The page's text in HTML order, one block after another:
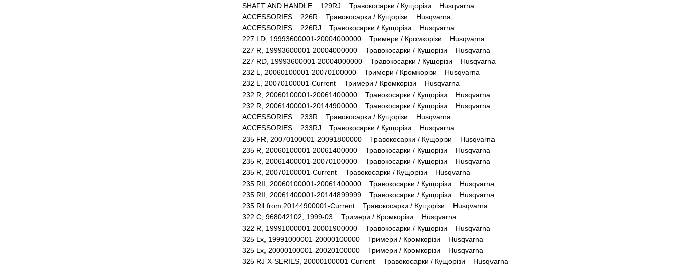
SHAFT AND HANDLE 129RJ Травокосарки / Кущорізи Husqvarna
ACCESSORIES 226R Травокосарки / Кущорізи Husqvarna
ACCESSORIES 226RJ Травокосарки / Кущорізи Husqvarna
227 LD, 19993600001-20004000000 Тримери / Кромкорізи Husqvarna
227 R, 19993600001-20004000000 Травокосарки / Кущорізи Husqvarna
227 RD, 19993600001-20004000000 Травокосарки / Кущорізи Husqvarna
232 L, 20060100001-20070100000 Тримери / Кромкорізи Husqvarna
232 L, 20070100001-Current Тримери / Кромкорізи Husqvarna
232 R, 20060100001-20061400000 Травокосарки / Кущорізи Husqvarna
232 R, 20061400001-20144900000 Травокосарки / Кущорізи Husqvarna
ACCESSORIES 233R Травокосарки / Кущорізи Husqvarna
ACCESSORIES 233RJ Травокосарки / Кущорізи Husqvarna
235 FR, 20070100001-20091800000 Травокосарки / Кущорізи Husqvarna
235 R, 20060100001-20061400000 Травокосарки / Кущорізи Husqvarna
235 R, 20061400001-20070100000 Травокосарки / Кущорізи Husqvarna
235 R, 20070100001-Current Травокосарки / Кущорізи Husqvarna
235 RII, 20060100001-20061400000 Травокосарки / Кущорізи Husqvarna
235 RII, 20061400001-20144899999 Травокосарки / Кущорізи Husqvarna
235 Rll from 20144900001-Current Травокосарки / Кущорізи Husqvarna
322 C, 968042102, 1999-03 Тримери / Кромкорізи Husqvarna
322 R, 19991000001-20001900000 Травокосарки / Кущорізи Husqvarna
325 Lx, 19991000001-20000100000 Тримери / Кромкорізи Husqvarna
325 Lx, 20000100001-20020100000 Тримери / Кромкорізи Husqvarna
325 RJ X-SERIES, 20000100001-Current Травокосарки / Кущорізи Husqvarna